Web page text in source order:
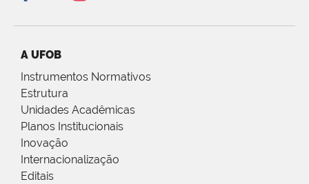
A UFOB
Instrumentos Normativos
Estrutura
Unidades Acadêmicas
Planos Institucionais
Inovação
Internacionalização
Editais